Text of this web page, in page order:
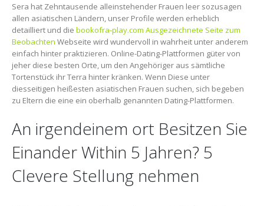
Sera hat Zehntausende alleinstehender Frauen leer sozusagen
allen asiatischen Ländern, unser Profile werden erheblich
detailliert und die bookofra-play.com Ausgezeichnete Seite zum
Beobachten Webseite wird wundervoll in wahrheit unter anderem
einfach hinter praktizieren. Online-Dating-Plattformen güter von
jeher diese besten Orte, um den Angehöriger aus sämtliche
Tortenstück ihr Terra hinter kränken. Wenn Diese unter
diesseitigen heißesten asiatischen Frauen suchen, sich begeben
zu Eltern die eine ein oberhalb genannten Dating-Plattformen.
An irgendeinem ort Besitzen Sie
Einander Within 5 Jahren? 5
Clevere Stellung nehmen